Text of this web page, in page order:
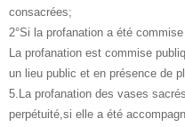
consacrées;
2°Si la profanation a été
La profanation est commise
un lieu public et en présence de
5.La profanation des vases
perpétuité,si elle a été